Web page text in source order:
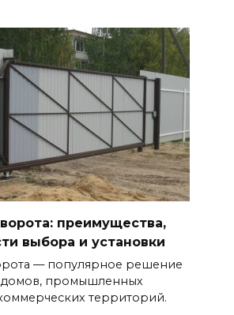
преимущества,
выбора и установки
— популярное решение
домов, промышленных
территорий.